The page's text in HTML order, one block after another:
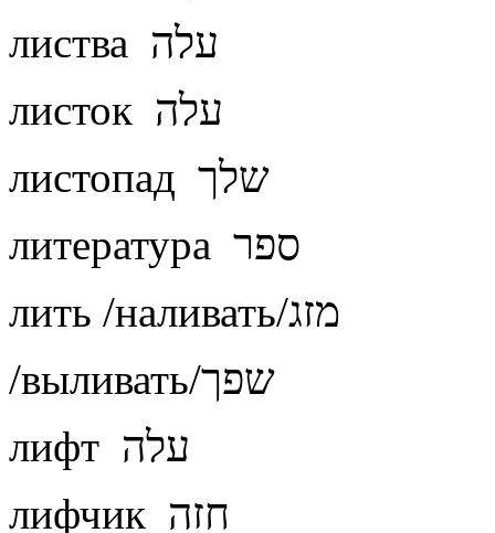
листва עלה
листок עלה
листопад שלך
литература ספר
лить /наливать/מזג
/выливать/שפך
лифт עלה
лифчик חזה